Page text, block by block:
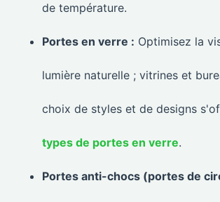
de température.
Portes en verre : Optimisez la
lumière naturelle ; vitrines et
choix de styles et de designs
types de portes en verre.
Portes anti-chocs (portes de